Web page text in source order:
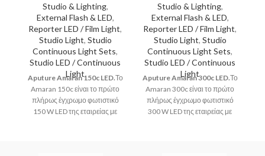
Studio & Lighting,
External Flash & LED,
Reporter LED / Film Light,
Studio Light, Studio
Continuous Light Sets,
Studio LED / Continuous
Light
Aputure Amaran 150c LED.Το
Amaran 150c είναι το πρώτο
πλήρως έγχρωμο φωτιστικό
150 W LED της εταιρείας με
Studio & Lighting,
External Flash & LED,
Reporter LED / Film Light,
Studio Light, Studio
Continuous Light Sets,
Studio LED / Continuous
Light
Aputure Amaran 300c LED.Το
Amaran 300c είναι το πρώτο
πλήρως έγχρωμο φωτιστικό
300 W LED της εταιρείας με